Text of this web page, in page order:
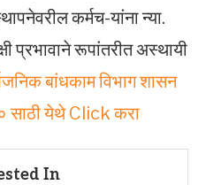
कर्मच-यांना न्या.
प्रभावाने रूपांतरीत अस्थायी
बांधकाम विभाग शासन
साठी येथे Click करा
In